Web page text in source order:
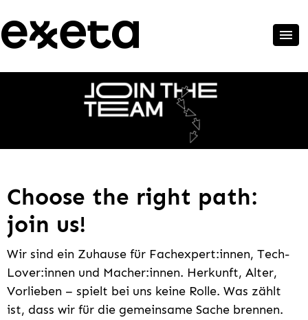
Choose the right path:
join us!
Wir sind ein Zuhause für Fachexpert:innen, Tech-
Lover:innen und Macher:innen. Herkunft, Alter,
Vorlieben – spielt bei uns keine Rolle. Was zählt
ist, dass wir für die gemeinsame Sache brennen.